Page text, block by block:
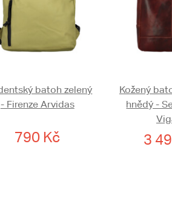
batoh zelený
- Firenze Arvidas
790 Kč
Kožený
hnědý -
3